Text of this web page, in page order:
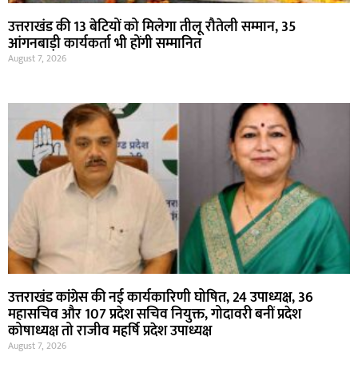
उत्तराखंड की 13 बेटियों को मिलेगा तीलू रौतेली सम्मान, 35
आंगनबाड़ी कार्यकर्ता भी होंगी सम्मानित
August 7, 2026
उत्तराखंड कांग्रेस की नई कार्यकारिणी घोषित, 24 उपाध्यक्ष, 36
महासचिव और 107 प्रदेश सचिव नियुक्त, गोदावरी बनीं प्रदेश
कोषाध्यक्ष तो राजीव महर्षि प्रदेश उपाध्यक्ष
August 7, 2026